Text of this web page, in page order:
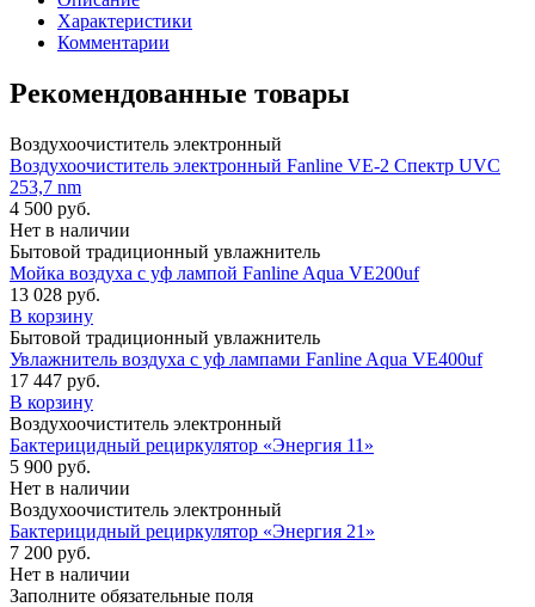
Характеристики
Комментарии
Рекомендованные товары
Воздухоочиститель электронный
Воздухоочиститель электронный Fanline VE-2 Спектр UVC
253,7 nm
4 500 руб.
Нет в наличии
Бытовой традиционный увлажнитель
Мойка воздуха с уф лампой Fanline Aqua VE200uf
13 028 руб.
В корзину
Бытовой традиционный увлажнитель
Увлажнитель воздуха с уф лампами Fanline Aqua VE400uf
17 447 руб.
В корзину
Воздухоочиститель электронный
Бактерицидный рециркулятор «Энергия 11»
5 900 руб.
Нет в наличии
Воздухоочиститель электронный
Бактерицидный рециркулятор «Энергия 21»
7 200 руб.
Нет в наличии
Заполните обязательные поля